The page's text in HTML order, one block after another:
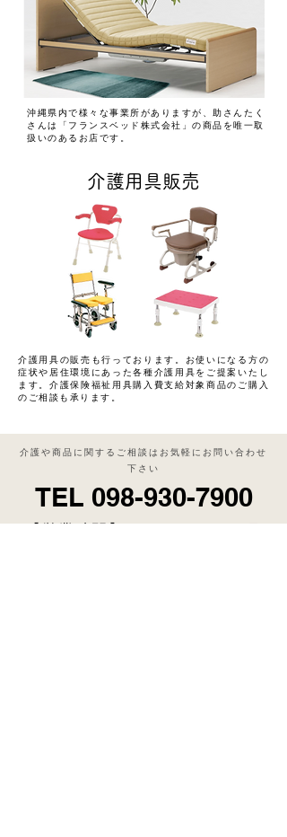
​沖縄県内で様々な事業所がありますが、助さんたく
さんは「フランスベッド株式会社」の商品を唯一取
扱いのあるお店です。
介護用具販売
介護用具の販売も行っております。お使いになる方の
症状や居住環境にあった各種介護用具をご提案いたし
ます。介護保険福祉用具購入費支給対象商品のご購入
のご相談も承ります。
介護や商品に関するご相談はお気軽にお問い合わせ
下さい
TEL 098-930-7900